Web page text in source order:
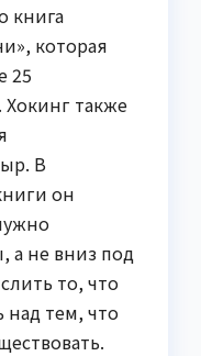
книга
которая
25
также
В
он
а не вниз под
то, что
над тем, что